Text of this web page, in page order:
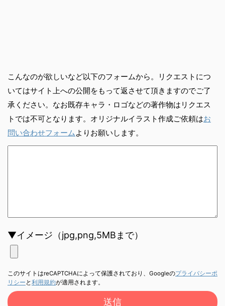
こんなのが欲しいなど以下のフォームから。リクエストにつ
いてはサイト上への公開をもって返させて頂きますのでご了
承ください。なお既存キャラ・ロゴなどの著作物はリクエス
トでは不可となります。オリジナルイラスト作成ご依頼はお
問い合わせフォーム よりお願いします。
▼イメージ（jpg,png,5MBまで）
このサイトはreCAPTCHAによって保護されており、Googleのプライバシーポ
リシー と利用規約が適用されます。